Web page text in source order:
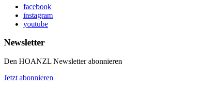
facebook
instagram
youtube
Newsletter
Den HOANZL Newsletter abonnieren
Jetzt abonnieren